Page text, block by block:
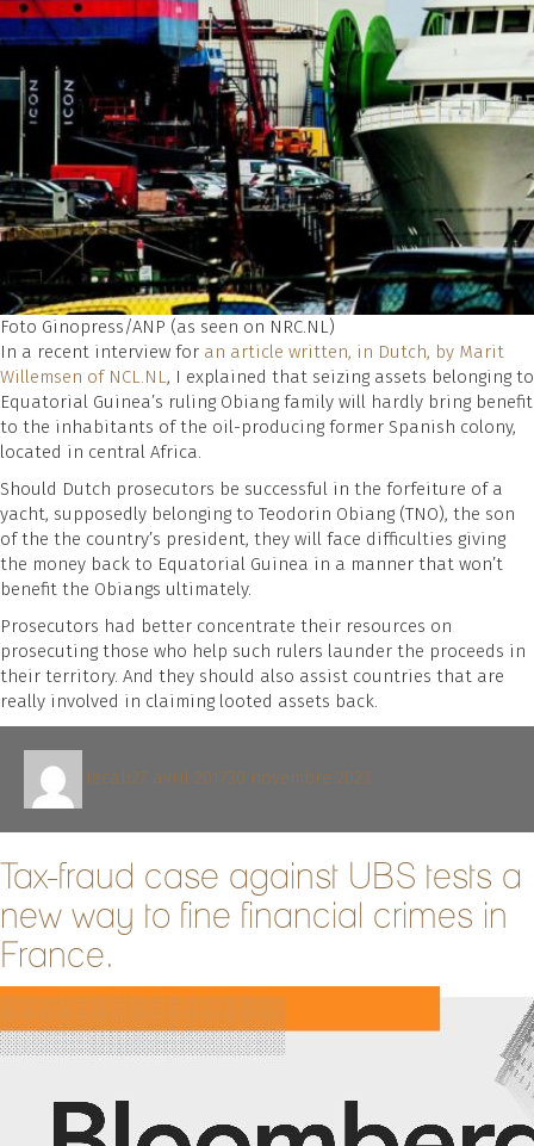
Foto Ginopress/ANP (as seen on NRC.NL)
In a recent interview for an article written, in Dutch, by Marit
Willemsen of NCL.NL, I explained that seizing assets belonging to
Equatorial Guinea’s ruling Obiang family will hardly bring benefit
to the inhabitants of the oil-producing former Spanish colony,
located in central Africa.
Should Dutch prosecutors be successful in the forfeiture of a
yacht, supposedly belonging to Teodorin Obiang (TNO), the son
of the the country’s president, they will face difficulties giving
the money back to Equatorial Guinea in a manner that won’t
benefit the Obiangs ultimately.
Prosecutors had better concentrate their resources on
prosecuting those who help such rulers launder the proceeds in
their territory. And they should also assist countries that are
really involved in claiming looted assets back.
lecable
27 avril 201730 novembre 2023
Tax-fraud case against UBS tests a
new way to fine financial crimes in
France.